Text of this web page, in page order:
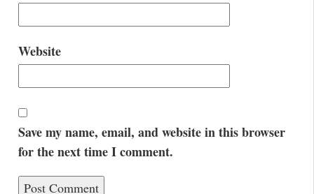
Website
Save my name, email, and website in this browser
for the next time I comment.